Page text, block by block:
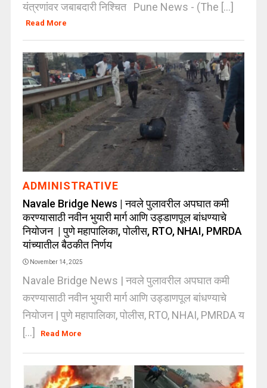
यंत्रणांवर जबाबदारी निश्चित Pune News - (The [...]
Read More
ADMINISTRATIVE
Navale Bridge News | नवले पुलावरील अपघात कमी
करण्यासाठी नवीन भुयारी मार्ग आणि उड्डाणपूल बांधण्याचे
नियोजन | पुणे महापालिका, पोलीस, RTO, NHAI, PMRDA
यांच्यातील बैठकीत निर्णय
November 14, 2025
Navale Bridge News | नवले पुलावरील अपघात कमी
करण्यासाठी नवीन भुयारी मार्ग आणि उड्डाणपूल बांधण्याचे
नियोजन | पुणे महापालिका, पोलीस, RTO, NHAI, PMRDA य
[...]
Read More